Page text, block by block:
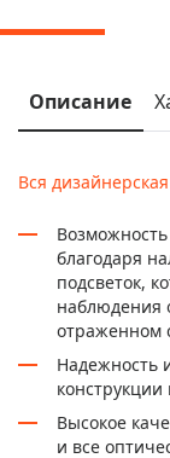
Описание
Вся
благодаря
подсветок,
наблюдения
отраженном
Надежность
Высокое
и все